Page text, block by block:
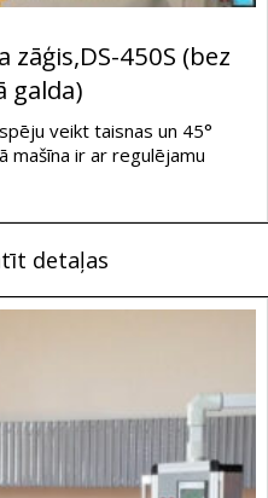
450S (bez
galda)
veikt taisnas un 45°
mašīna ir ar regulējamu
detaļas